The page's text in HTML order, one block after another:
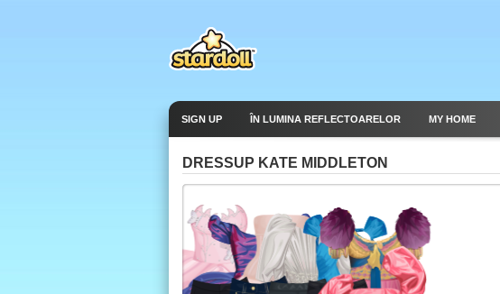
SIGN UP ÎN LUMINA REFLECTOARELOR MY HOME
DRESSUP KATE MIDDLETON